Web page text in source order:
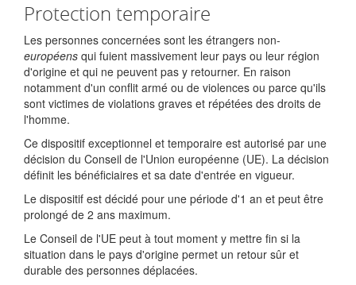
Protection temporaire
Les personnes concernées sont les étrangers non-
européens qui fuient massivement leur pays ou leur région
d'origine et qui ne peuvent pas y retourner. En raison
notamment d'un conflit armé ou de violences ou parce qu'ils
sont victimes de violations graves et répétées des droits de
l'homme.
Ce dispositif exceptionnel et temporaire est autorisé par une
décision du Conseil de l'Union européenne (UE). La décision
définit les bénéficiaires et sa date d'entrée en vigueur.
Le dispositif est décidé pour une période d'1 an et peut être
prolongé de 2 ans maximum.
Le Conseil de l'UE peut à tout moment y mettre fin si la
situation dans le pays d'origine permet un retour sûr et
durable des personnes déplacées.